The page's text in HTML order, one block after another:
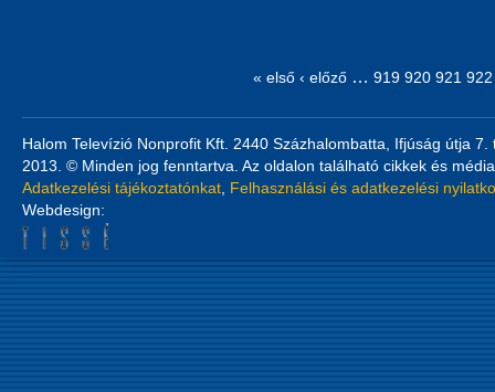
« első ‹ előző … 919 920 921 922
Halom Televízió Nonprofit Kft. 2440 Százhalombatta, Ifjúság útja
2013. © Minden jog fenntartva. Az oldalon található cikkek és
Adatkezelési tájékoztatónkat Felhasználási és adatkezelési
Webdesign: